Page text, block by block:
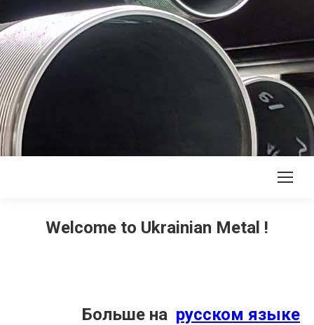
Welcome to Ukrainian Metal !
Больше на русском языке